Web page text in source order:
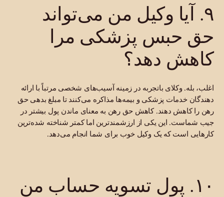
۹. آیا وکیل من می‌تواند
حق حبس پزشکی مرا
کاهش دهد؟
اغلب، بله. وکلای باتجربه در زمینه آسیب‌های شخصی مرتباً با ارائه
دهندگان خدمات پزشکی و بیمه‌ها مذاکره می‌کنند تا مبلغ بدهی حق
رهن را کاهش دهند. کاهش حق رهن به معنای ماندن پول بیشتر در
جیب شماست. این یکی از ارزشمندترین اما کمتر شناخته شده‌ترین
کارهایی است که یک وکیل خوب برای شما انجام می‌دهد.
۱۰. پول تسویه حساب من